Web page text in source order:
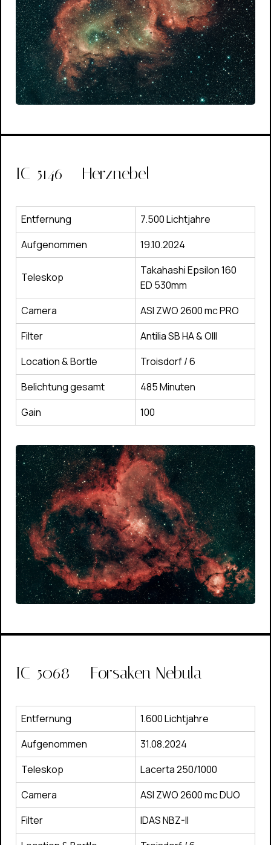
IC-5146 – Herznebel
Entfernung
7.500 Lichtjahre
Aufgenommen
19.10.2024
Teleskop
Takahashi Epsilon 160
ED 530mm
Camera
ASI ZWO 2600 mc PRO
Filter
Antilia SB HA & OIII
Location & Bortle
Troisdorf / 6
Belichtung gesamt
485 Minuten
Gain
100
IC-5068 – Forsaken Nebula
Entfernung
1.600 Lichtjahre
Aufgenommen
31.08.2024
Teleskop
Lacerta 250/1000
Camera
ASI ZWO 2600 mc DUO
Filter
IDAS NBZ-II